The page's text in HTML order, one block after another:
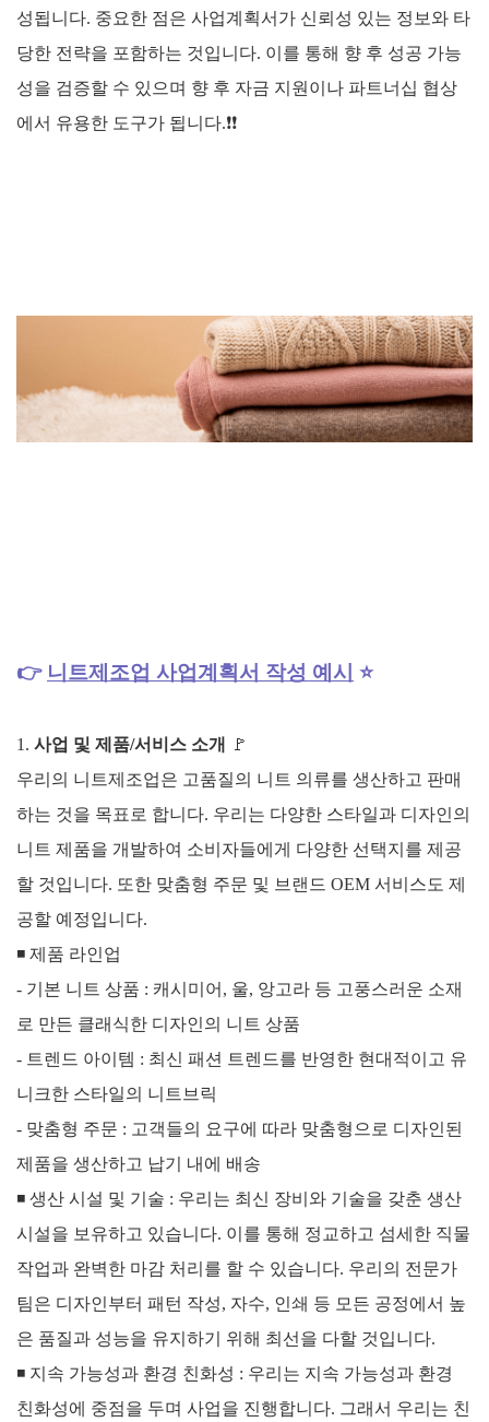
성됩니다. 중요한 점은 사업계획서가 신뢰성 있는 정보와 타
당한 전략을 포함하는 것입니다. 이를 통해 향 후 성공 가능
성을 검증할 수 있으며 향 후 자금 지원이나 파트너십 협상
에서 유용한 도구가 됩니다.❗❗
👉 니트제조업 사업계획서 작성 예시 ⭐
1. 사업 및 제품/서비스 소개
🚩
우리의 니트제조업은 고품질의 니트 의류를 생산하고 판매
하는 것을 목표로 합니다. 우리는 다양한 스타일과 디자인의
니트 제품을 개발하여 소비자들에게 다양한 선택지를 제공
할 것입니다. 또한 맞춤형 주문 및 브랜드 OEM 서비스도 제
공할 예정입니다.
◾ 제품 라인업
- 기본 니트 상품 : 캐시미어, 울, 앙고라 등 고풍스러운 소재
로 만든 클래식한 디자인의 니트 상품
- 트렌드 아이템 : 최신 패션 트렌드를 반영한 현대적이고 유
니크한 스타일의 니트브릭
- 맞춤형 주문 : 고객들의 요구에 따라 맞춤형으로 디자인된
제품을 생산하고 납기 내에 배송
◾ 생산 시설 및 기술 : 우리는 최신 장비와 기술을 갖춘 생산
시설을 보유하고 있습니다. 이를 통해 정교하고 섬세한 직물
작업과 완벽한 마감 처리를 할 수 있습니다. 우리의 전문가
팀은 디자인부터 패턴 작성, 자수, 인쇄 등 모든 공정에서 높
은 품질과 성능을 유지하기 위해 최선을 다할 것입니다.
◾ 지속 가능성과 환경 친화성 : 우리는 지속 가능성과 환경
친화성에 중점을 두며 사업을 진행합니다. 그래서 우리는 친